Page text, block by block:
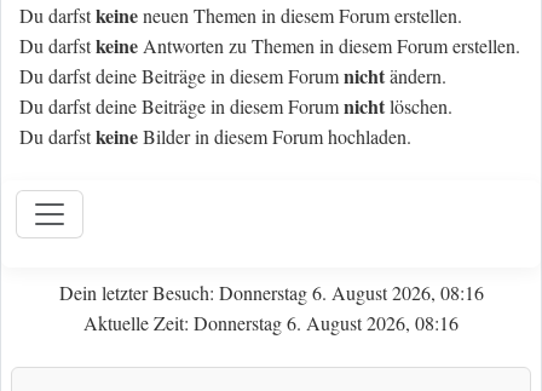
Du darfstkeineneuen Themen in diesem Forum erstellen.
Du darfstkeineAntworten zu Themen in diesem Forum erstellen.
Du darfst deine Beiträge in diesem Forumnichtändern.
Du darfst deine Beiträge in diesem Forumnichtlöschen.
Du darfstkeineBilder in diesem Forum hochladen.
Dein letzter Besuch: Donnerstag 6. August 2026, 08:16
Aktuelle Zeit: Donnerstag 6. August 2026, 08:16